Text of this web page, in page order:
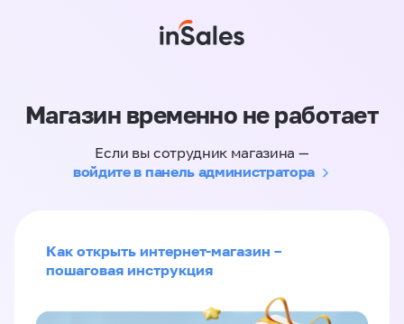
Магазин временно не работает
Если вы сотрудник магазина —
войдите в панель администратора
Как открыть интернет-магазин –
пошаговая инструкция